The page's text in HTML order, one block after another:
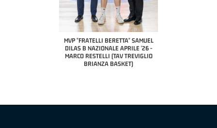
MVP "FRATELLI BERETTA" SAMUEL
DILAS B NAZIONALE APRILE '26 -
MARCO RESTELLI (TAV TREVIGLIO
BRIANZA BASKET)